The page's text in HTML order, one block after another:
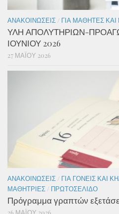
ΑΝΑΚΟΙΝΏΣΕΙΣ / ΓΙΑ ΜΑΘΗΤΈΣ
ΥΛΗ ΑΠΟΛΥΤΗΡΙΩΝ-
ΙΟΥΝΙΟΥ 2026
27 ΜΑΪ́ΟΥ 2026
ΑΝΑΚΟΙΝΏΣΕΙΣ / ΓΙΑ ΓΟΝΕΊΣ ΚΑΙ
ΜΑΘΉΤΡΙΕΣ / ΠΡΩΤΟΣΈΛΙΔΟ
Πρόγραμμα γραπτών
26 ΜΑΪ́ΟΥ 2026